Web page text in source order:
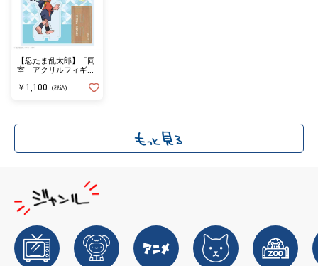
【忍たま乱太郎】「同
室」アクリルフィギュ
り丸)
￥1,100 (税込)